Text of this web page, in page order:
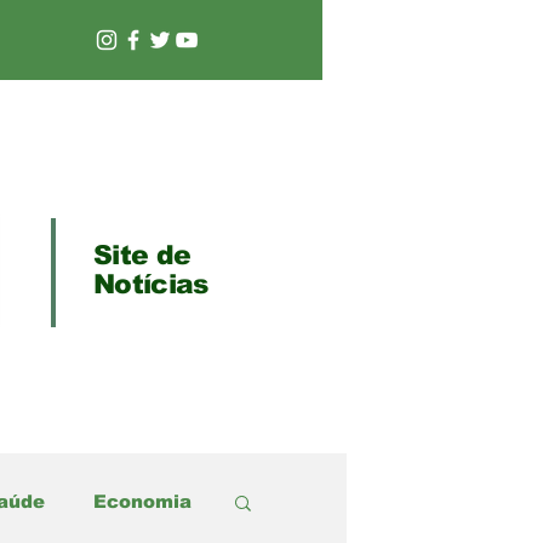
Site de
Notícias
Economia